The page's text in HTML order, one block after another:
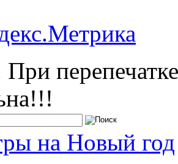
на Новый год